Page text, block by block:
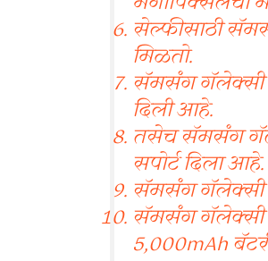
सेल्फीसाठी
मिळतो.
सॅमसंग गॅलेक्सी
दिली आहे.
तसेच सॅमसंग
सपोर्ट दिला आहे.
सॅमसंग गॅलेक्सी
सॅमसंग गॅलेक्सी
5,000mAh